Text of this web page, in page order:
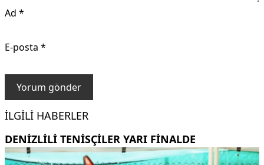
Ad *
E-posta *
İLGILI HABERLER
DENİZLİLİ TENİSÇİLER YARI FİNALDE